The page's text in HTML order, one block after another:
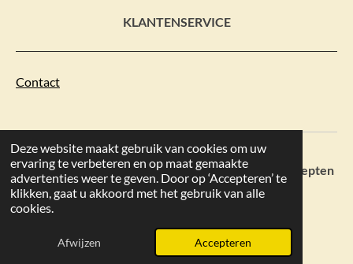
Deze website maakt gebruik van cookies om uw
ervaring te verbeteren en op maat gemaakte
advertenties weer te geven. Door op ‘Accepteren’ te
klikken, gaat u akkoord met het gebruik van alle
cookies.
Afwijzen Accepteren
KLANTENSERVICE
Contact
Copyright 2023 ©Honingrecepten.nl- de beste recepten
met honing